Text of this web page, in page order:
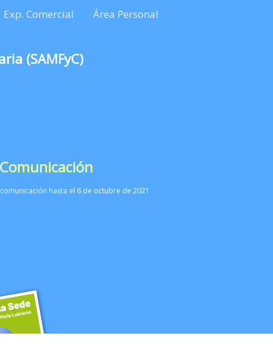
Exp. Comercial Área Personal
(SAMFyC)
hasta el 6 de octubre de 2021